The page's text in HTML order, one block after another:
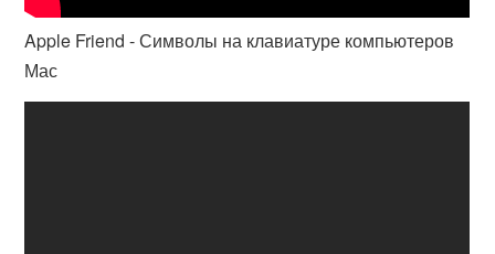
Apple Friend - Символы на клавиатуре компьютеров
Мас